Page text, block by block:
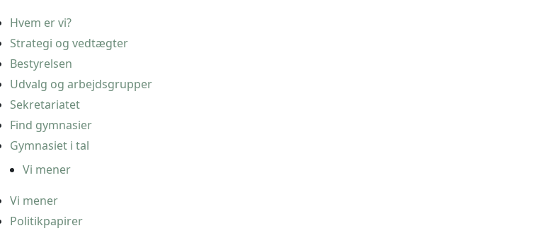
Hvem er vi?
Strategi og vedtægter
Bestyrelsen
Udvalg og arbejdsgrupper
Sekretariatet
Find gymnasier
Gymnasiet i tal
Vi mener
Vi mener
Politikpapirer